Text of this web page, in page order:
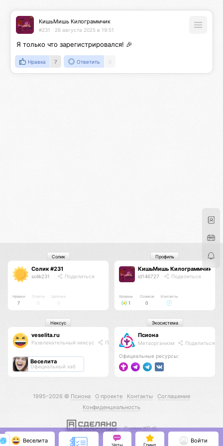
КишьМишь Килограммчик
#231 26 августа 2025 в 19:51
Я только что зарегистрировался! 🎉
Нравка 7 Ответить 0
Солик #231
solik231 Поделиться
Нравки
7
Ответы
0
Цепочка
0
Солик
КишьМишь Килограммчик
id146727 Поделиться
Уровень
1
Соликов
0
Контакты
Профиль
veselita.ru
Развлекательный нексус Поделиться
Веселита
Официальный хаб
Нексус
Псиона
Метаорганизм Поделиться
Официальные ресурсы:
Экосистема
1995–2026 © Псиона О проекте Контакты
Соглашение
Конфиденциальность
С нами КО 🕉️
Веселита
Чаты Гринд
Войти